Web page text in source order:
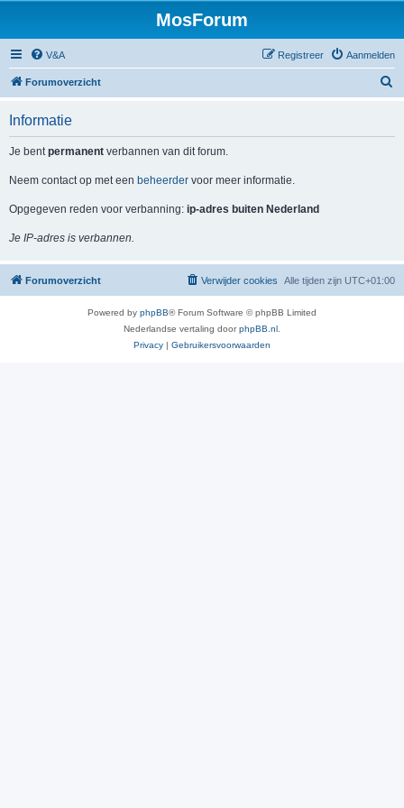
MosForum
V&A Aanmelden
Registreer
Forumoverzicht
Informatie
Je bentpermanent verbannen van dit forum.
Neem contact op met een beheerder voor meer informatie.
Opgegeven reden voor verbanning: ip-adres buiten Nederland
Je IP-adres is verbannen.
Forumoverzicht Alle tijden zijn UTC+01:00
Verwijder cookies
Powered by phpBB® Forum Software © phpBB Limited
Nederlandse vertaling doorphpBB.nl
Privacy | Gebruikersvoorwaarden